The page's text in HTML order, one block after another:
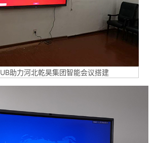
助力河北乾昊集团智能会议搭建